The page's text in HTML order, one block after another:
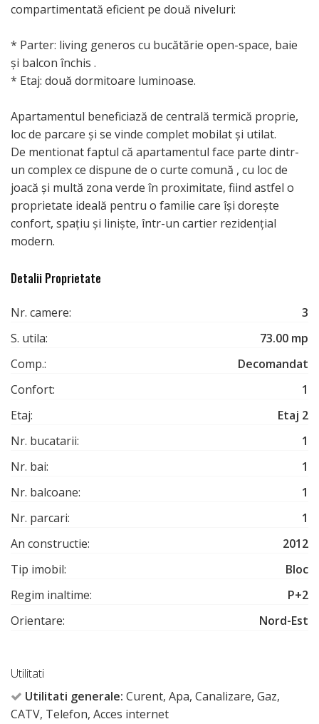
compartimentată eficient pe două niveluri:
* Parter: living generos cu bucătărie open-space, baie
și balcon închis .
* Etaj: două dormitoare luminoase.
Apartamentul beneficiază de centrală termică proprie,
loc de parcare și se vinde complet mobilat și utilat.
De mentionat faptul că apartamentul face parte dintr-
un complex ce dispune de o curte comună , cu loc de
joacă și multă zona verde în proximitate, fiind astfel o
proprietate ideală pentru o familie care își dorește
confort, spațiu și liniște, într-un cartier rezidențial
modern.
Detalii Proprietate
Nr. camere:
3
S. utila:
73.00 mp
Comp.:
Decomandat
Confort:
1
Etaj:
Etaj 2
Nr. bucatarii:
1
Nr. bai:
1
Nr. balcoane:
1
Nr. parcari:
1
An constructie:
2012
Tip imobil:
Bloc
Regim inaltime:
P+2
Orientare:
Nord-Est
Utilitati
Utilitati generale: Curent, Apa, Canalizare, Gaz,
CATV, Telefon, Acces internet